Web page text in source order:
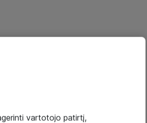
vartotojo patirtį,